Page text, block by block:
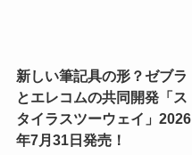
新しい筆記具の形？ゼブラ
とエレコムの共同開発「ス
タイラスツーウェイ」2026
年7月31日発売！